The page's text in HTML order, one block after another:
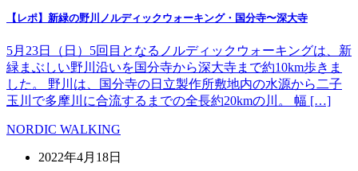
【レポ】新緑の野川ノルディックウォーキング・国分寺〜深大寺
5月23日（日）5回目となるノルディックウォーキングは、新
緑まぶしい野川沿いを国分寺から深大寺まで約10km歩きま
した。 野川は、国分寺の日立製作所敷地内の水源から二子
玉川で多摩川に合流するまでの全長約20kmの川。 幅 […]
NORDIC WALKING
2022年4月18日